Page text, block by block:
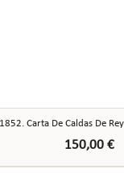
1852. Carta De Caldas De
150,00 €